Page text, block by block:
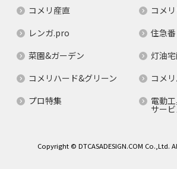
コメリ産直
コメ
レンガ.pro
住急番
菜園&ガーデン
灯油
コメリハード&グリーン
コメ
プロ特集
電動
サー
Copyright © DTCASADESIGN.COM Co.,Ltd.